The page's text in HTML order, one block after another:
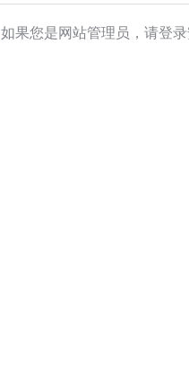
如果您是网站管理员，请登